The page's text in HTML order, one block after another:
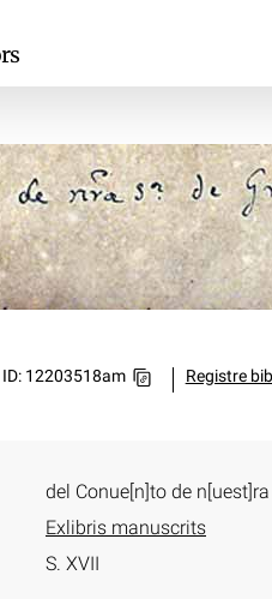
ID: 12203518am Registre
del Conue[n]to de
Exlibris manuscrits
S. XVII